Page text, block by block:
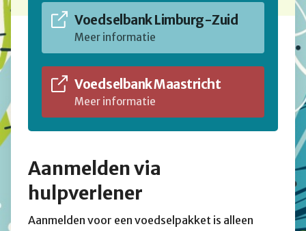
Voedselbank Limburg-Zuid
Meer informatie
Voedselbank Maastricht
Meer informatie
Aanmelden via
hulpverlener
Aanmelden voor een voedselpakket is alleen